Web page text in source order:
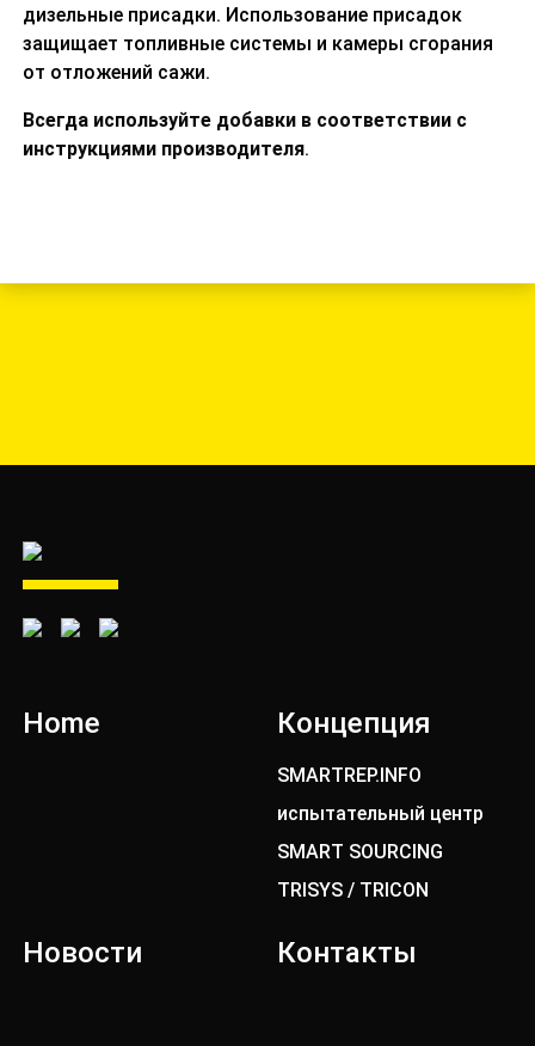
дизельные присадки. Использование присадок
защищает топливные системы и камеры сгорания
от отложений сажи.
Всегда используйте добавки в соответствии с
инструкциями производителя.
Home Концепция
SMARTREP.INFO
испытательный центр
SMART SOURCING
TRISYS / TRICON
Новости Контакты